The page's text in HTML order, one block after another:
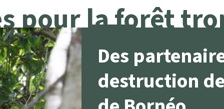
tropicale
thème
animaux
forêts tropicales
Don pour une région
Asie du Sud-Est
Amérique latine
pour la forêt
Des
destruction